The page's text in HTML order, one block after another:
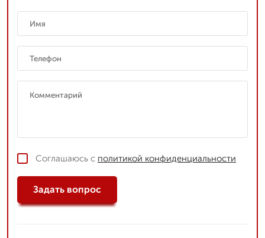
Соглашаюсь с политикой конфиденциальности
Задать вопрос